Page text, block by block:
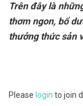
Trên đây là
thơm ngon, bổ
thưởng thức sản
Please login to join